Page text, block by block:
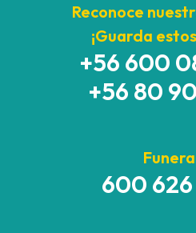
Reconoce
¡Guarda
+56 600
+56 80
600